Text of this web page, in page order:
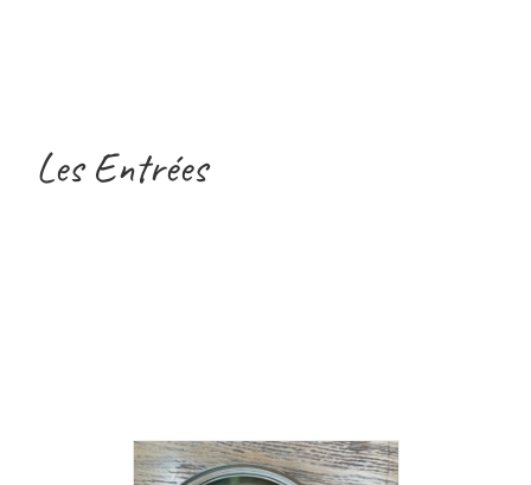
Les Entrées